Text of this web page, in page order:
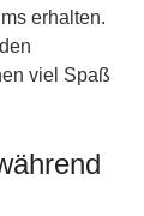
erhalten.
viel Spaß